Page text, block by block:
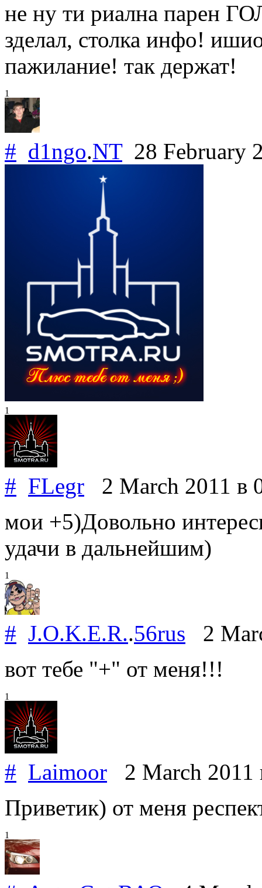
не ну ти риална парен
зделал, столка инфо!
пажилание! так держат!
1
# d1ngo.NT28 February
1
# FLegr 2 March 2011 в
мои +5)Довольно
удачи в дальнейшим)
1
# J.O.K.E.R..56rus 2
вот тебе "+" от меня!!!
1
# Laimoor 2 March 2011
Приветик) от меня
1